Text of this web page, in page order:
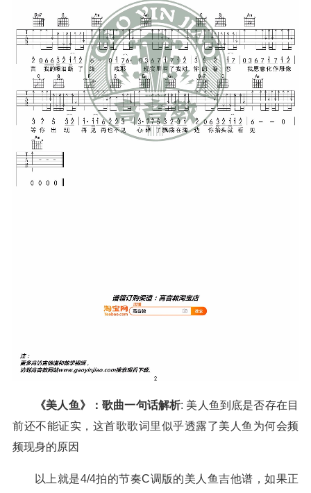
《美人鱼》：歌曲一句话解析: 美人鱼到底是否存在目
前还不能证实，这首歌歌词里似乎透露了美人鱼为何会频
频现身的原因
以上就是4/4拍的节奏C调版的美人鱼吉他谱，如果正